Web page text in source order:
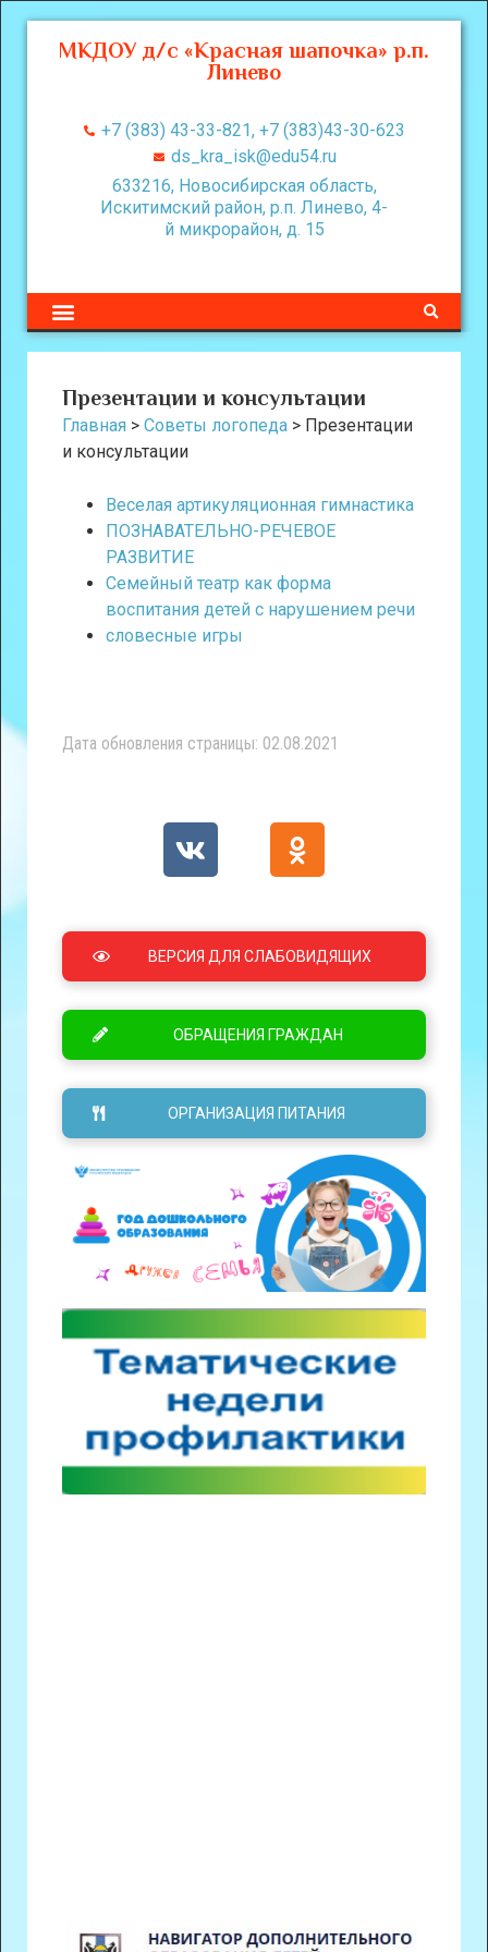
МКДОУ д/с «Красная шапочка» р.п.
Линево
+7 (383) 43-33-821, +7 (383)43-30-623
ds_kra_isk@edu54.ru
633216, Новосибирская область,
Искитимский район, р.п. Линево, 4-
й микрорайон, д. 15
Презентации и консультации
Главная > Советы логопеда > Презентации
и консультации
Веселая артикуляционная гимнастика
ПОЗНАВАТЕЛЬНО-РЕЧЕВОЕ
РАЗВИТИЕ
Семейный театр как форма
воспитания детей с нарушением речи
словесные игры
Дата обновления страницы: 02.08.2021
ВЕРСИЯ ДЛЯ СЛАБОВИДЯЩИХ
ОБРАЩЕНИЯ ГРАЖДАН
ОРГАНИЗАЦИЯ ПИТАНИЯ